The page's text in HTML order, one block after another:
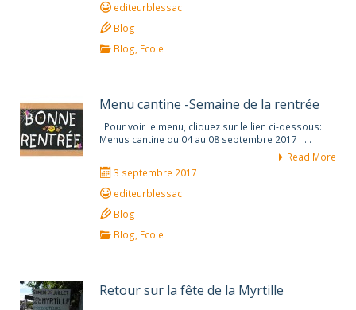
editeurblessac
Blog
Blog, Ecole
Menu cantine -Semaine de la rentrée
Pour voir le menu, cliquez sur le lien ci-dessous:
Menus cantine du 04 au 08 septembre 2017 …
Read More
3 septembre 2017
editeurblessac
Blog
Blog, Ecole
Retour sur la fête de la Myrtille